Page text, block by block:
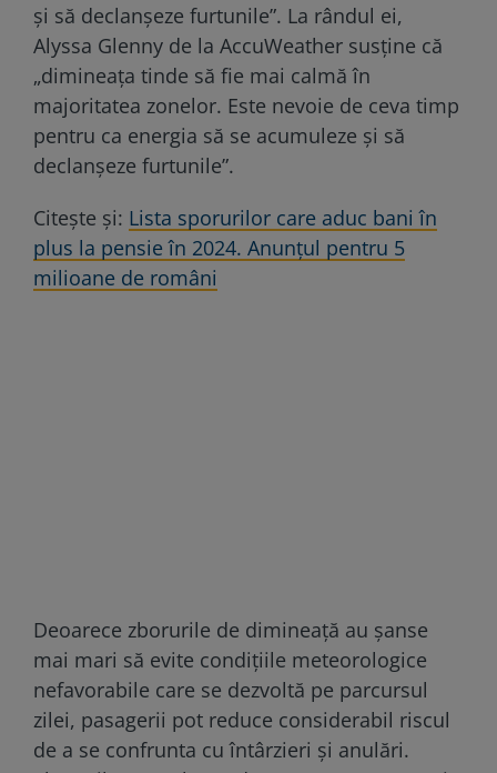
și să declanșeze furtunile”. La rândul ei,
Alyssa Glenny de la AccuWeather susține că
„dimineața tinde să fie mai calmă în
majoritatea zonelor. Este nevoie de ceva timp
pentru ca energia să se acumuleze și să
declanșeze furtunile”.
Citeşte şi: Lista sporurilor care aduc bani în
plus la pensie în 2024. Anunțul pentru 5
milioane de români
Deoarece zborurile de dimineață au şanse
mai mari să evite condițiile meteorologice
nefavorabile care se dezvoltă pe parcursul
zilei, pasagerii pot reduce considerabil riscul
de a se confrunta cu întârzieri și anulări.